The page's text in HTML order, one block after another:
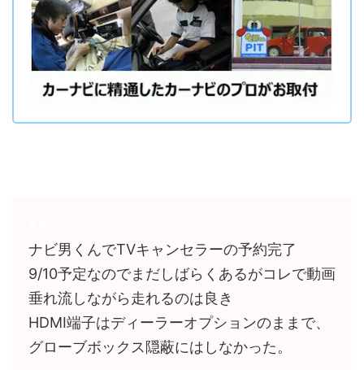
ナビ男くんでTVキャンセラーの予約完了
9/10予定なのでまだしばらくあるがコレで動画
垂れ流しながら走れるのは良き
HDMI端子はディーラーオプションのままで、
グローブボックス隠蔽にはしなかった。